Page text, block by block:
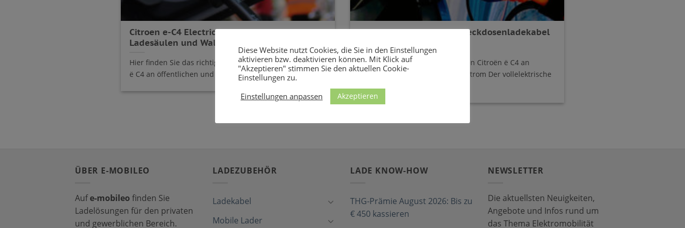
Citroen e-C4 Electric – Kabel zum Laden an
Ladesäulen und Wallboxen
Hier finden Sie das richtige Kabel zum Laden des Citroën
ë C4 an öffentlichen und [...]
Citroen e-C4 Electric – Steckdosenladekabel
Mit diesen Kabeln laden Sie Ihren Citroën ë C4 an
Haushaltssteckdosen und Starkstrom Der vollelektrische
ÜBER E-MOBILEO
Aufe-mobileo finden Sie
Ladelösungen für den privaten
und gewerblichen Bereich.
LADEZUBEHÖR
Ladekabel
Mobile Lader
LADE KNOW-HOW
THG-Prämie August 2026: Bis zu
€ 450 kassieren
NEWSLETTER
Die aktuellsten Neuigkeiten,
Angebote und Infos rund um
das Thema Elektromobilität
Diese Website nutzt Cookies, die Sie in den Einstellungen
aktivieren bzw. deaktivieren können. Mit Klick auf
"Akzeptieren" stimmen Sie den aktuellen Cookie-
Einstellungen zu.
Einstellungen anpassen
Akzeptieren